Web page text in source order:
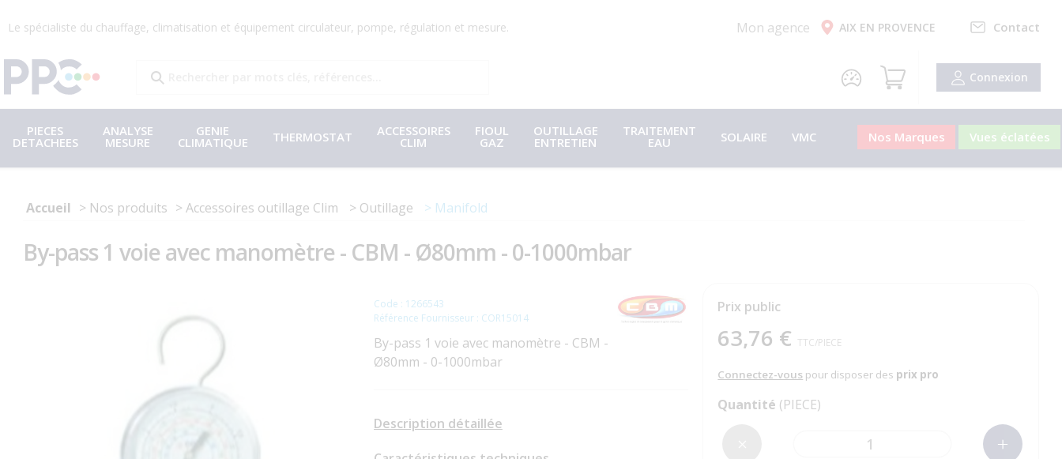
Le spécialiste du chauffage, climatisation et équipement circulateur, pompe, régulation et mesure. Mon agence AIX EN PROVENCE Contact
Connexion
PIECES
DETACHEES
ANALYSE
MESURE
GENIE
CLIMATIQUE THERMOSTAT ACCESSOIRES
CLIM
FIOUL
GAZ
OUTILLAGE
ENTRETIEN
TRAITEMENT
EAU SOLAIRE VMC Nos Marques Vues éclatées
Accueil Nos produits Accessoires outillage Clim Outillage Manifold
By-pass 1 voie avec manomètre - CBM - Ø80mm - 0-1000mbar
Code : 1266543
Référence Fournisseur : COR15014
By-pass 1 voie avec manomètre - CBM -
Ø80mm - 0-1000mbar
Description détaillée
Prix public
63,76 € TTC/PIECE
Connectez-vous pour disposer des prix pro
Quantité (PIECE)